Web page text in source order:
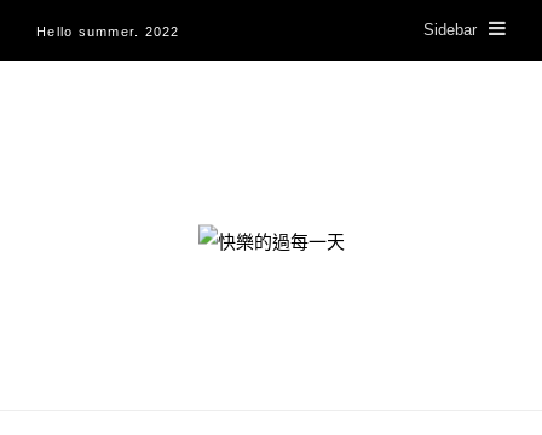
Hello summer. 2022 Sidebar
快樂的過每一天